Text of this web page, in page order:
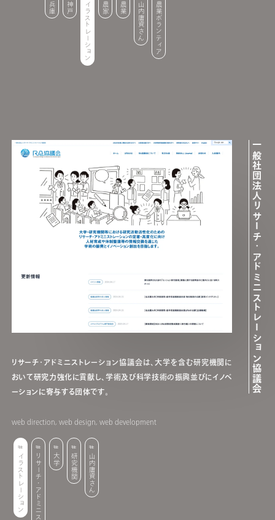
兵庫 神戸 イラストレーション 農家 農業 山内庸資さん 農業ボランティア
一般社団法人リサーチ・アドミニストレーション協議会
リサーチ・アドミニストレーション協議会は、大学を含む研究機関に
おいて研究力強化に貢献し、学術及び科学技術の振興並びにイノベ
ーションに寄与する団体です。
web direction, web design, web development
イラストレーション 大学 研究機関 山内庸資さん